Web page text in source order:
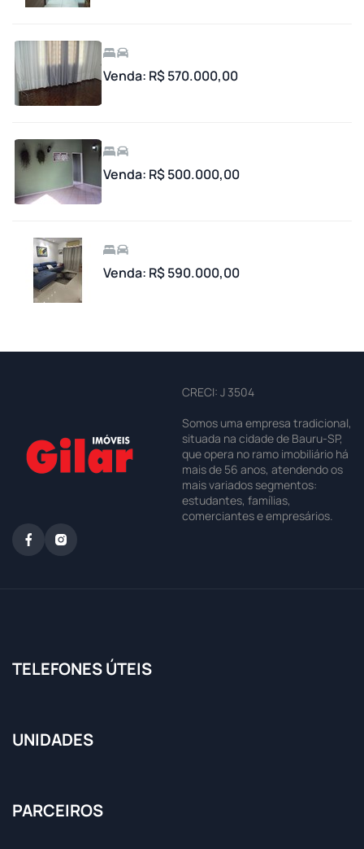
Venda: R$ 570.000,00
Venda: R$ 500.000,00
Venda: R$ 590.000,00
CRECI: J 3504
Somos uma empresa tradicional,
situada na cidade de Bauru-SP,
que opera no ramo imobiliário há
mais de 56 anos, atendendo os
mais variados segmentos:
estudantes, famílias,
comerciantes e empresários.
TELEFONES ÚTEIS
UNIDADES
PARCEIROS